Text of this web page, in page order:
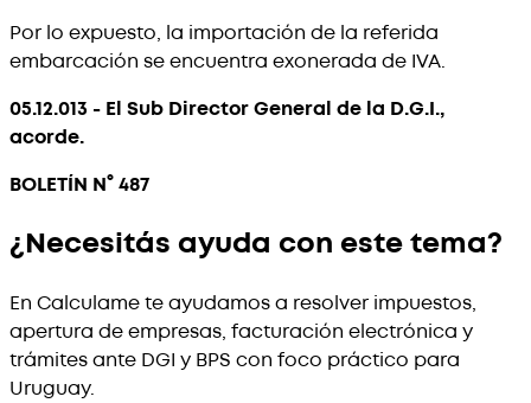
Por lo expuesto, la importación de la referida
embarcación se encuentra exonerada de IVA.
05.12.013 - El Sub Director General de la D.G.I.,
acorde.
BOLETÍN N° 487
¿Necesitás ayuda con este tema?
En Calculame te ayudamos a resolver impuestos,
apertura de empresas, facturación electrónica y
trámites ante DGI y BPS con foco práctico para
Uruguay.